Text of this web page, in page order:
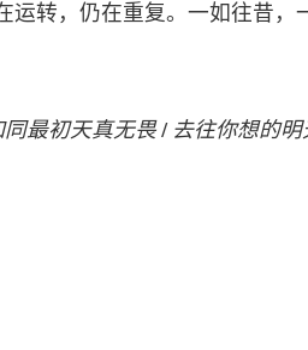
转，仍在重复。一如往昔，
最初天真无畏 / 去往你想的明